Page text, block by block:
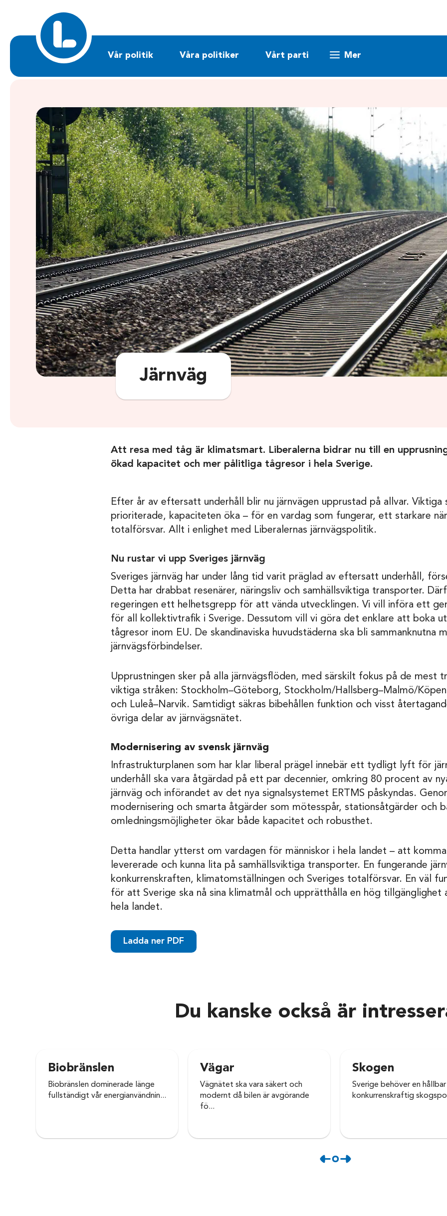
Vår politik Våra politiker Vårt parti Mer
Järnväg
Att resa med tåg är klimatsmart. Liberalerna bidrar nu till en
ökad kapacitet och mer pålitliga tågresor i hela Sverige.
Efter år av eftersatt underhåll blir nu järnvägen upprustad på allvar. Viktiga
prioriterade, kapaciteten öka – för en vardag som fungerar, ett starkare
totalförsvar. Allt i enlighet med Liberalernas järnvägspolitik.
Nu rustar vi upp Sveriges järnväg
Sveriges järnväg har under lång tid varit präglad av eftersatt underhåll,
Detta har drabbat resenärer, näringsliv och samhällsviktiga transporter.
regeringen ett helhetsgrepp för att vända utvecklingen. Vi vill införa ett
för all kollektivtrafik i Sverige. Dessutom vill vi göra det enklare att boka
tågresor inom EU. De skandinaviska huvudstäderna ska bli sammanknutna
järnvägsförbindelser.
Upprustningen sker på alla järnvägsflöden, med särskilt fokus på de mest
viktiga stråken: Stockholm–Göteborg, Stockholm/Hallsberg–Malmö/
och Luleå–Narvik. Samtidigt säkras bibehållen funktion och visst
övriga delar av järnvägsnätet.
Modernisering av svensk järnväg
Infrastrukturplanen som har klar liberal prägel innebär ett tydligt lyft för
underhåll ska vara åtgärdad på ett par decennier, omkring 80 procent av
järnväg och införandet av det nya signalsystemet ERTMS påskyndas.
modernisering och smarta åtgärder som mötesspår, stationsåtgärder och
omledningsmöjligheter ökar både kapacitet och robusthet.
Detta handlar ytterst om vardagen för människor i hela landet – att
levererade och kunna lita på samhällsviktiga transporter. En fungerande
konkurrenskraften, klimatomställningen och Sveriges totalförsvar. En väl
för att Sverige ska nå sina klimatmål och upprätthålla en hög tillgänglighet
hela landet.
Ladda ner PDF
Du kanske också är
Biobränslen
Biobränslen dominerade länge
fullständigt vår energianvändnin...
Vägar
Vägnätet ska vara säkert och
modernt då bilen är avgörande
fö...
Skogen
Sverige behöver en
konkurrenskraftig